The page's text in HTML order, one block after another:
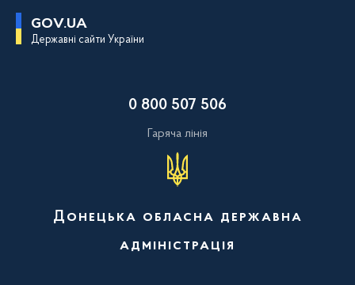
GOV.UA
Державні сайти України
0 800 507 506
Гаряча лінія
Донецька обласна державна
адміністрація